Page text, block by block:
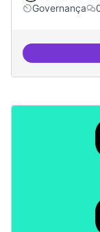
Governança